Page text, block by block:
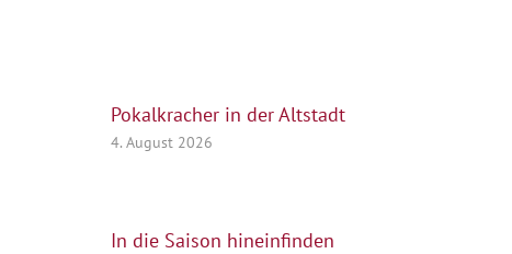
Pokalkracher in der Altstadt
4. August 2026
In die Saison hineinfinden